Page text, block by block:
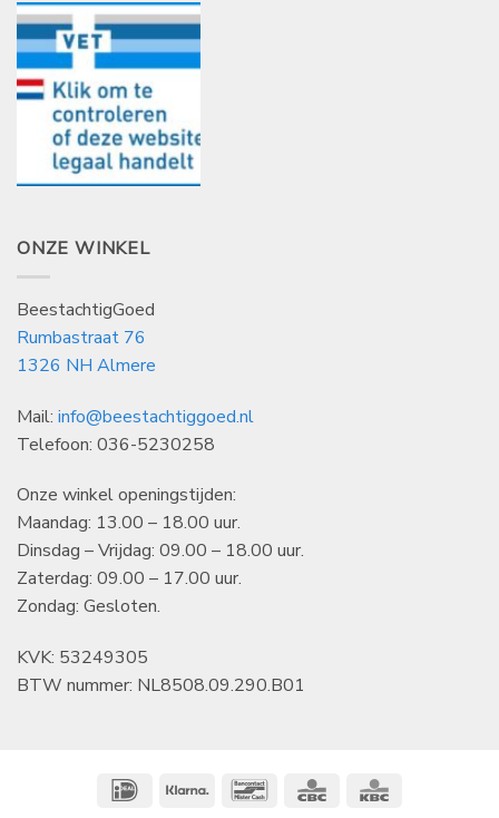
ONZE WINKEL
BeestachtigGoed
Rumbastraat 76
1326 NH Almere
Mail: info@beestachtiggoed.nl
Telefoon: 036-5230258
Onze winkel openingstijden:
Maandag: 13.00 – 18.00 uur.
Dinsdag – Vrijdag: 09.00 – 18.00 uur.
Zaterdag: 09.00 – 17.00 uur.
Zondag: Gesloten.
KVK: 53249305
BTW nummer: NL8508.09.290.B01
IDeal Klarna BancontactCBC